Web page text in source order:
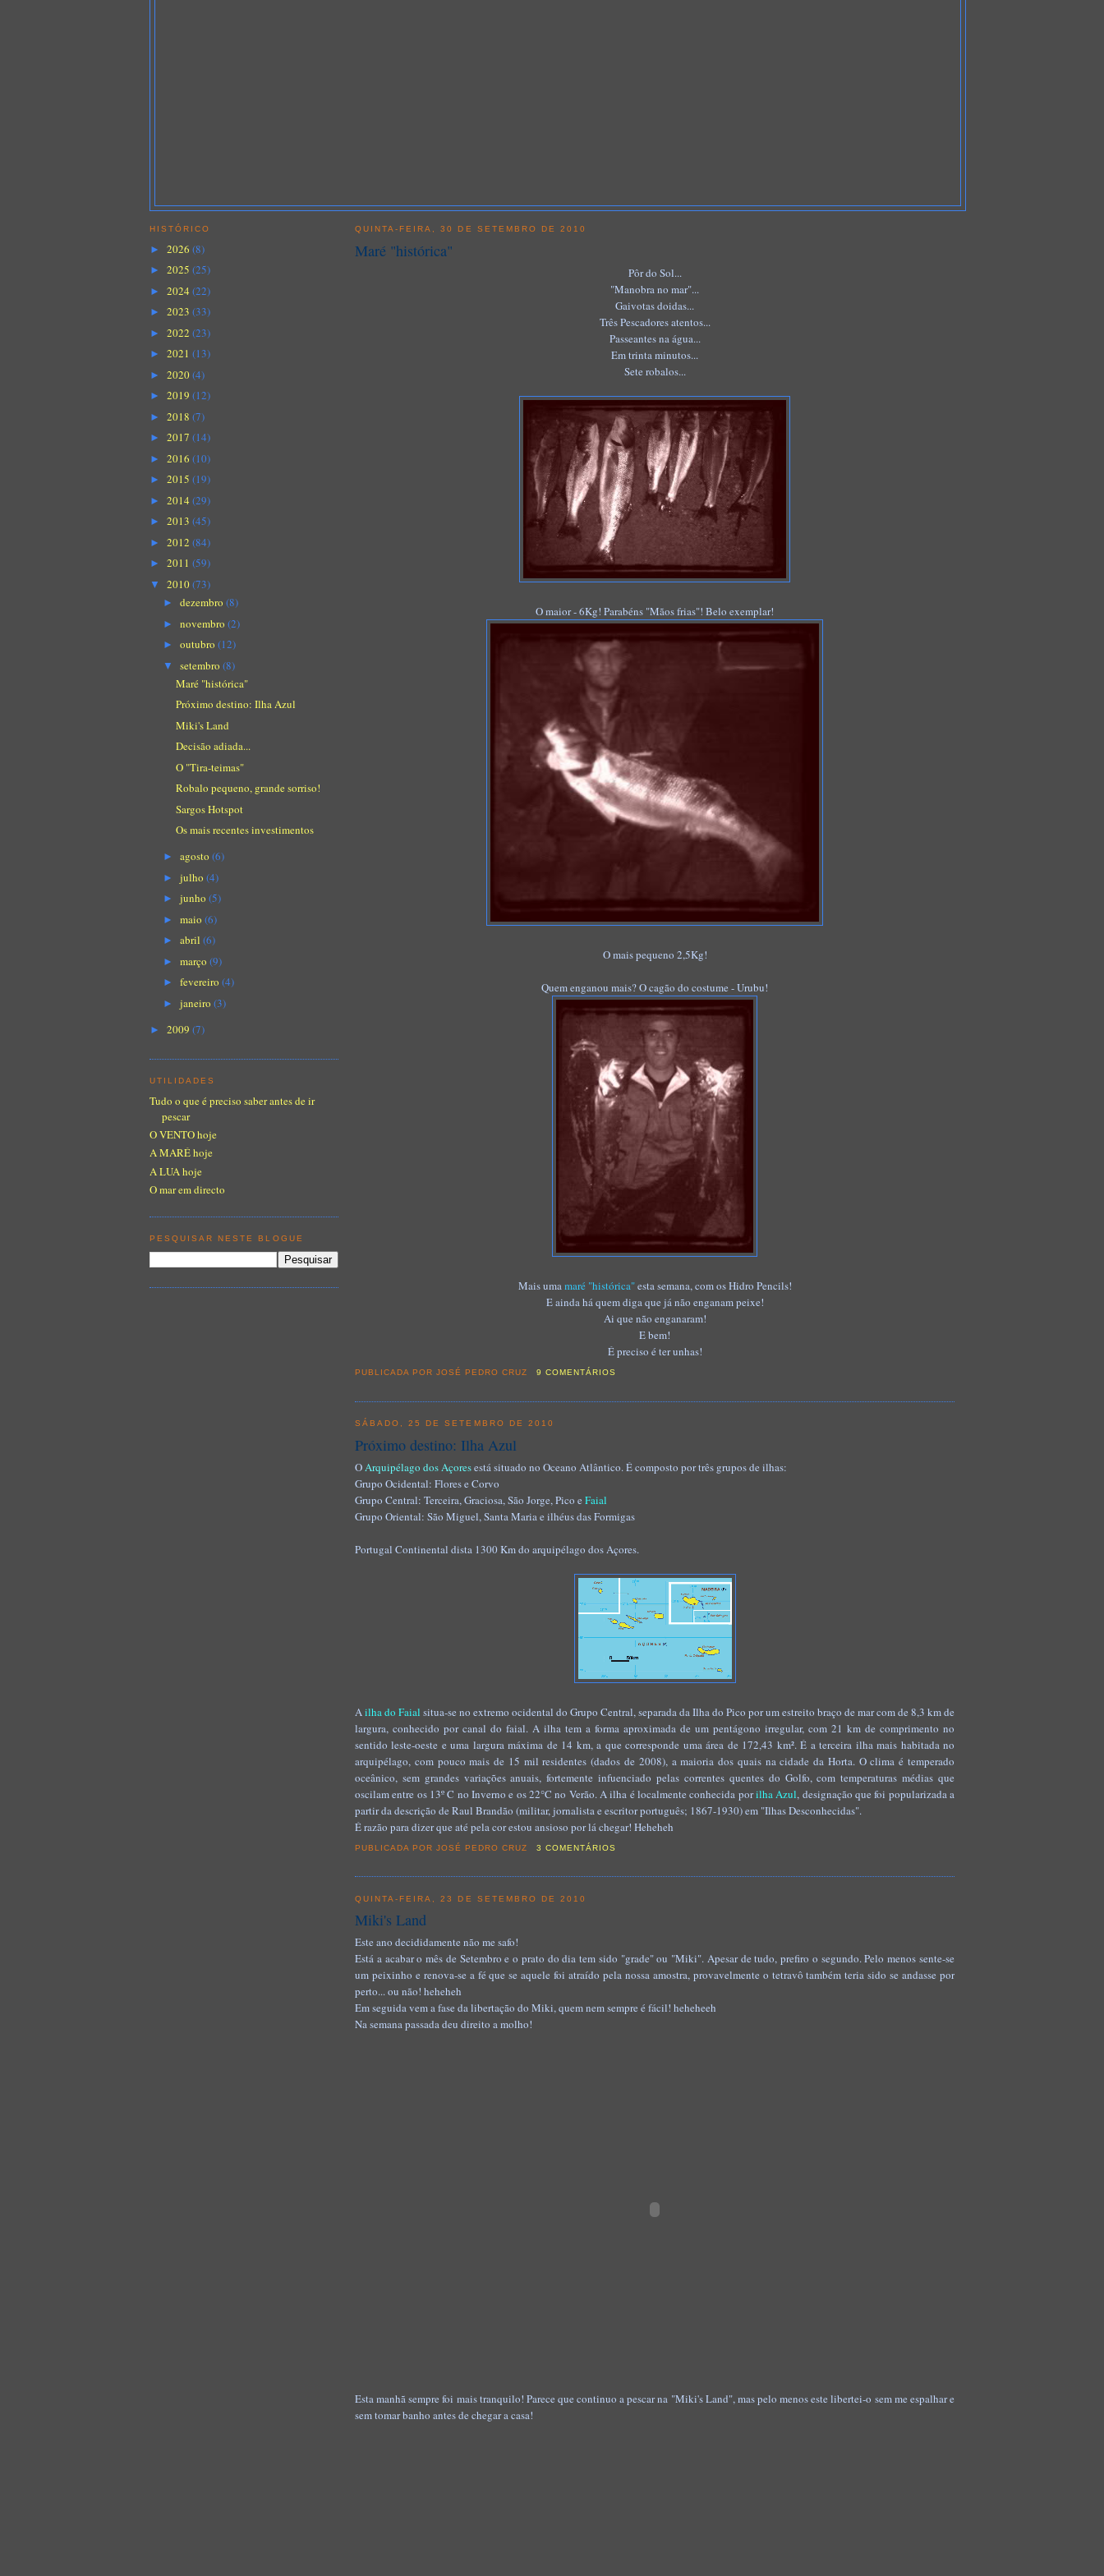
QUINTA-FEIRA, 30 DE SETEMBRO DE 2010
Maré "histórica"
Pôr do Sol...
"Manobra no mar"...
Gaivotas doidas...
Três Pescadores atentos...
Passeantes na água...
Em trinta minutos...
Sete robalos...
O maior - 6Kg! Parabéns "Mãos frias"! Belo exemplar!
O mais pequeno 2,5Kg!
Quem enganou mais? O cagão do costume - Urubu!
Mais umamaré "histórica"esta semana, com os Hidro Pencils!
E ainda há quem diga que já não enganam peixe!
Ai que não enganaram!
E bem!
É preciso é ter unhas!
PUBLICADA PORJOSÉ PEDRO CRUZ 9 COMENTÁRIOS
SÁBADO, 25 DE SETEMBRO DE 2010
Próximo destino: Ilha Azul
O Arquipélago dos Açoresestá situado no Oceano Atlântico. É composto por três grupos de ilhas:
Grupo Ocidental: Flores e Corvo
Grupo Central: Terceira, Graciosa, São Jorge, Pico e Faial
Grupo Oriental: São Miguel, Santa Maria e ilhéus das Formigas
Portugal Continental dista 1300 Km do arquipélago dos Açores.
A ilha do Faial situa-se no extremo ocidental do Grupo Central, separada da Ilha do Pico por um estreito braço de mar com de 8,3 km de
largura, conhecido por canal do faial. A ilha tem a forma aproximada de um pentágono irregular, com 21 km de comprimento no
sentido leste-oeste e uma largura máxima de 14 km, a que corresponde uma área de 172,43 km². É a terceira ilha mais habitada no
arquipélago, com pouco mais de 15 mil residentes (dados de 2008), a maioria dos quais na cidade da Horta. O clima é temperado
oceânico, sem grandes variações anuais, fortemente infuenciado pelas correntes quentes do Golfo, com temperaturas médias que
oscilam entre os 13º C no Inverno e os 22°C no Verão. A ilha é localmente conhecida porilha Azul, designação que foi popularizada a
partir da descrição de Raul Brandão (militar, jornalista e escritor português; 1867-1930) em "Ilhas Desconhecidas".
É razão para dizer que até pela cor estou ansioso por lá chegar! Heheheh
PUBLICADA PORJOSÉ PEDRO CRUZ 3 COMENTÁRIOS
QUINTA-FEIRA, 23 DE SETEMBRO DE 2010
Miki's Land
Este ano decididamente não me safo!
Está a acabar o mês de Setembro e o prato do dia tem sido "grade" ou "Miki". Apesar de tudo, prefiro o segundo. Pelo menos sente-se
um peixinho e renova-se a fé que se aquele foi atraído pela nossa amostra, provavelmente o tetravô também teria sido se andasse por
perto... ou não! heheheh
Em seguida vem a fase da libertação do Miki, quem nem sempre é fácil! heheheeh
Na semana passada deu direito a molho!
Esta manhã sempre foi mais tranquilo! Parece que continuo a pescar na "Miki's Land", mas pelo menos este libertei-o sem me espalhar e
sem tomar banho antes de chegar a casa!
HISTÓRICO
► 2026 (8)
► 2025 (25)
► 2024 (22)
► 2023 (33)
► 2022 (23)
► 2021 (13)
► 2020(4)
► 2019 (12)
► 2018 (7)
► 2017 (14)
► 2016 (10)
► 2015 (19)
► 2014 (29)
► 2013 (45)
► 2012 (84)
► 2011 (59)
▼ 2010(73)
► dezembro (8)
► novembro (2)
► outubro (12)
▼ setembro (8)
Maré "histórica"
Próximo destino: Ilha Azul
Miki's Land
Decisão adiada...
O "Tira-teimas"
Robalo pequeno, grande sorriso!
Sargos Hotspot
Os mais recentes investimentos
► agosto (6)
► julho (4)
► junho (5)
► maio (6)
► abril (6)
► março (9)
► fevereiro (4)
► janeiro (3)
► 2009 (7)
UTILIDADES
Tudo o que é preciso saber antes de ir
pescar
O VENTO hoje
A MARÉ hoje
A LUA hoje
O mar em directo
PESQUISAR NESTE BLOGUE